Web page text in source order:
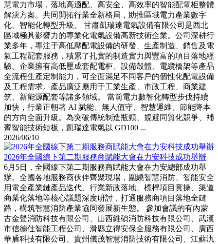
慧電力市場，落地高適配、高安全、高效率的智能配電柜整體
解決方案。共同開拓行業全新格局，助推區域電力產業數字
化、智能化轉型升級。 甘肅凱瑞達電氣設備有限公司是西北
區域極具影響力的專業化電氣設備高新技術企業。公司深耕行
業多年，專注于高低壓配電設備的研發、生產制造、銷售及電
氣工程配套服務，積累了扎實的制造實力與豐富的項目落地經
驗。企業擁有高低壓成套配電柜、設備殼體、電纜橋架等產品
全流程生產定制能力，可全面滿足不同客戶的個性化配電設備
及工程需求。產品廣泛應用于工業生產、市政工程、商業建
筑、新能源配套等諸多領域。 當前電力數智化轉型步伐持續
加快，行業正朝著 AI 賦能、無人值守、智慧運維、節能降本
的方向全面升級。為突破傳統制造瓶頸、規避同質化競爭、補
齊智能技術短板，凱瑞達電氣以 GD100 ...
2026/06/10
2026年全國線下第二期服務商賦能大會在力安科技成功舉辦
6月5日，全國線下第二期服務商賦能大會在力安總部成功舉
辦。全國各地服務商伙伴齊聚現場，圍繞智慧消防、智能安全
用電全產業鏈產品迭代、行業新政落地、標桿項目實操、渠道
商業化落地等核心議題深度研討，打通服務商項目落地全鏈
路，構筑智慧消防產業協同發展新生態。 參加會議的有內蒙
古金聲消防科技有限公司、山西維碩消防科技有限公司、武漢
市信德仕智能工程公司、滑縣立得安保全服務有限公司、廣西
華盾科技有限公司、貴州儀茂智慧消防技術有限公司、江蘇氿